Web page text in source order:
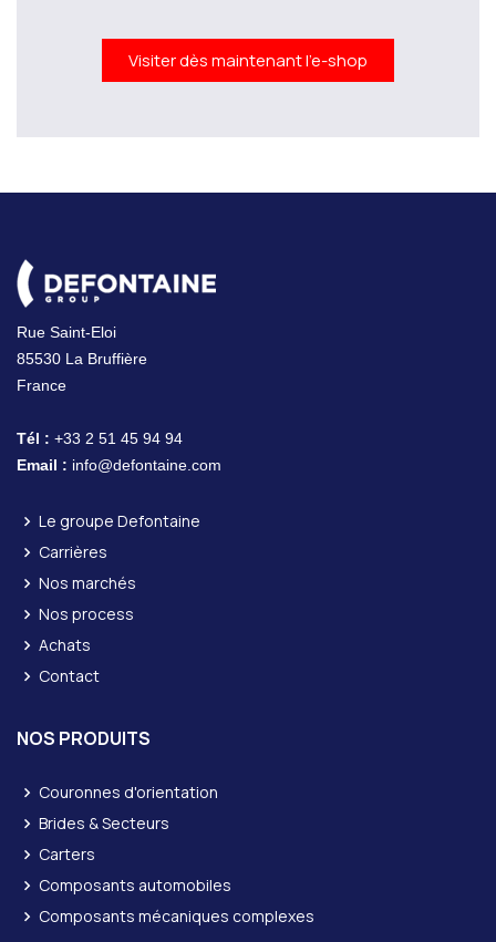
Visiter dès maintenant l'e-shop
Rue Saint-Eloi
85530 La Bruffière
France
Tél : +33 2 51 45 94 94
Email : info@defontaine.com
Le groupe Defontaine
Carrières
Nos marchés
Nos process
Achats
Contact
NOS PRODUITS
Couronnes d'orientation
Brides & Secteurs
Carters
Composants automobiles
Composants mécaniques complexes